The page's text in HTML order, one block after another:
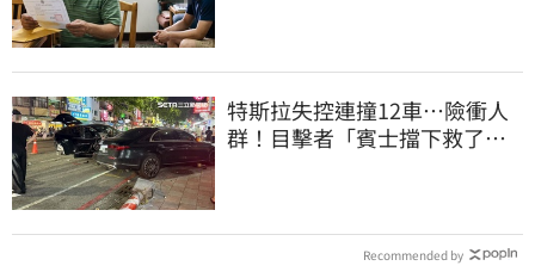
特斯拉失控連撞12車…險衝人
群！目擊者「賓士擋下救了好
Recommended by